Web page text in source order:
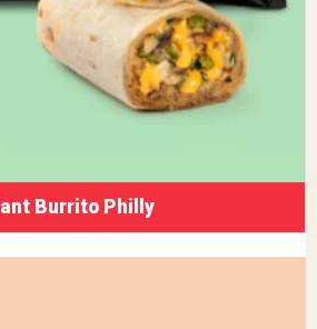
Burrito Philly